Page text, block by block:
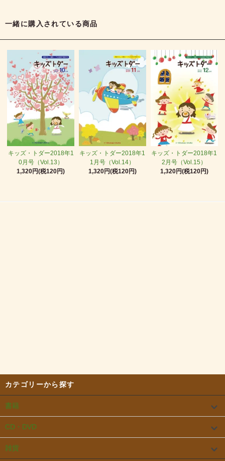
一緒に購入されている商品
キッズ・トダー2018年1
0月号（Vol.13）
1,320円(税120円)
キッズ・トダー2018年1
1月号（Vol.14）
1,320円(税120円)
キッズ・トダー2018年1
2月号（Vol.15）
1,320円(税120円)
カテゴリーから探す
書籍
CD・DVD
雑貨